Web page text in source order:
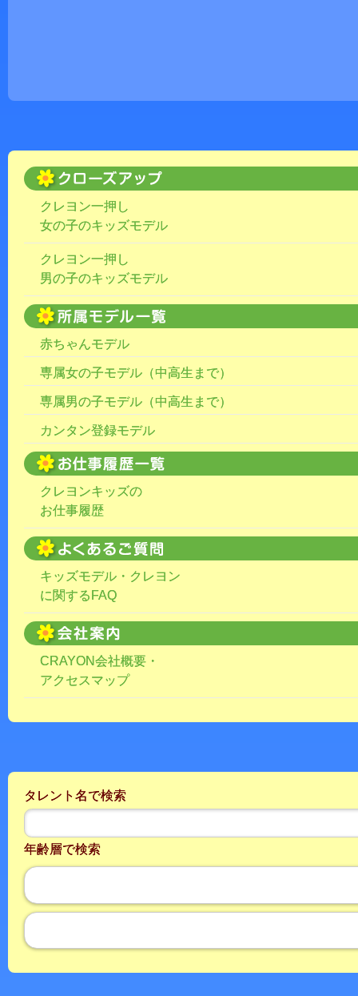
クレヨン一押し
女の子のキッズモデル
クレヨン一押し
男の子のキッズモデル
赤ちゃんモデル
専属女の子モデル（中高生まで）
専属男の子モデル（中高生まで）
カンタン登録モデル
クレヨンキッズの
お仕事履歴
キッズモデル・クレヨン
に関するFAQ
CRAYON会社概要・
アクセスマップ
タレント名で検索
年齢層で検索